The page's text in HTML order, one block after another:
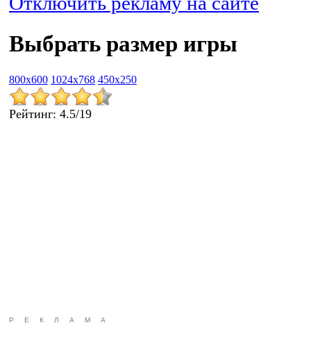
Выбрать размер игры
800x600 1024x768 450x250
Рейтинг: 4.5/19
РЕКЛАМА